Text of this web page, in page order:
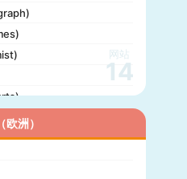
网站
14
欧洲）